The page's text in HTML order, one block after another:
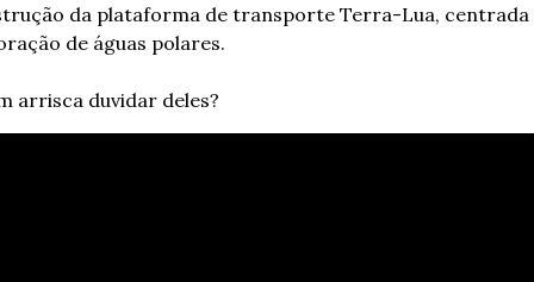
da plataforma de transporte Terra-Lua, centrada
de águas polares.
arrisca duvidar deles?